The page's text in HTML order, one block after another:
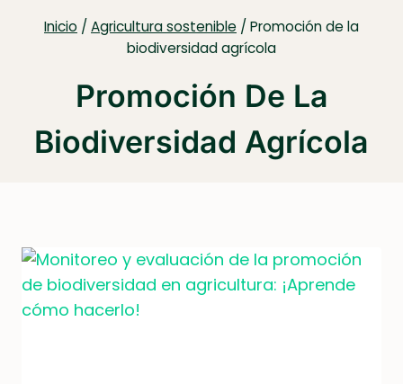
Inicio / Agricultura sostenible / Promoción de la
biodiversidad agrícola
Promoción De La
Biodiversidad Agrícola